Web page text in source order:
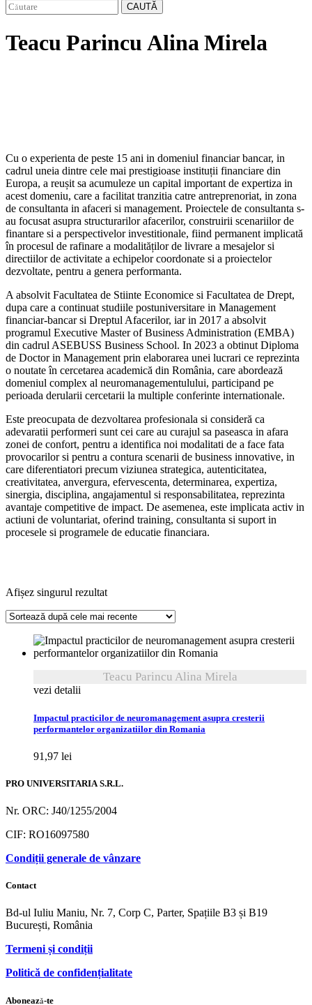
CAUTĂ
Teacu Parincu Alina Mirela
Cu o experienta de peste 15 ani in domeniul financiar bancar, in
cadrul uneia dintre cele mai prestigioase instituții financiare din
Europa, a reușit sa acumuleze un capital important de expertiza in
acest domeniu, care a facilitat tranzitia catre antreprenoriat, in zona
de consultanta in afaceri si management. Proiectele de consultanta s-
au focusat asupra structurarilor afacerilor, construirii scenariilor de
finantare si a perspectivelor investitionale, fiind permanent implicată
în procesul de rafinare a modalităților de livrare a mesajelor si
directiilor de activitate a echipelor coordonate si a proiectelor
dezvoltate, pentru a genera performanta.
A absolvit Facultatea de Stiinte Economice si Facultatea de Drept,
dupa care a continuat studiile postuniversitare in Management
financiar-bancar si Dreptul Afacerilor, iar in 2017 a absolvit
programul Executive Master of Business Administration (EMBA)
din cadrul ASEBUSS Business School. In 2023 a obtinut Diploma
de Doctor in Management prin elaborarea unei lucrari ce reprezinta
o noutate în cercetarea academică din România, care abordează
domeniul complex al neuromanagementulului, participand pe
perioada derularii cercetarii la multiple conferinte internationale.
Este preocupata de dezvoltarea profesionala si consideră ca
adevaratii performeri sunt cei care au curajul sa paseasca in afara
zonei de confort, pentru a identifica noi modalitati de a face fata
provocarilor si pentru a contura scenarii de business innovative, in
care diferentiatori precum viziunea strategica, autenticitatea,
creativitatea, anvergura, efervescenta, determinarea, expertiza,
sinergia, disciplina, angajamentul si responsabilitatea, reprezinta
avantaje competitive de impact. De asemenea, este implicata activ in
actiuni de voluntariat, oferind training, consultanta si suport in
procesele si programele de educatie financiara.
Afișez singurul rezultat
Teacu Parincu Alina Mirela
vezi detalii
Impactul practicilor de neuromanagement asupra cresterii
performantelor organizatiilor din Romania
91,97 lei
PRO UNIVERSITARIA S.R.L.
Nr. ORC: J40/1255/2004
CIF: RO16097580
Condiții generale de vânzare
Contact
Bd-ul Iuliu Maniu, Nr. 7, Corp C, Parter, Spațiile B3 și B19
București, România
Termeni și condiții
Politică de confidențialitate
Abonează-te